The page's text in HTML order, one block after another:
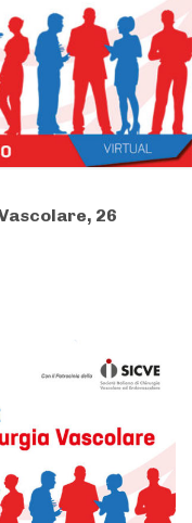
26